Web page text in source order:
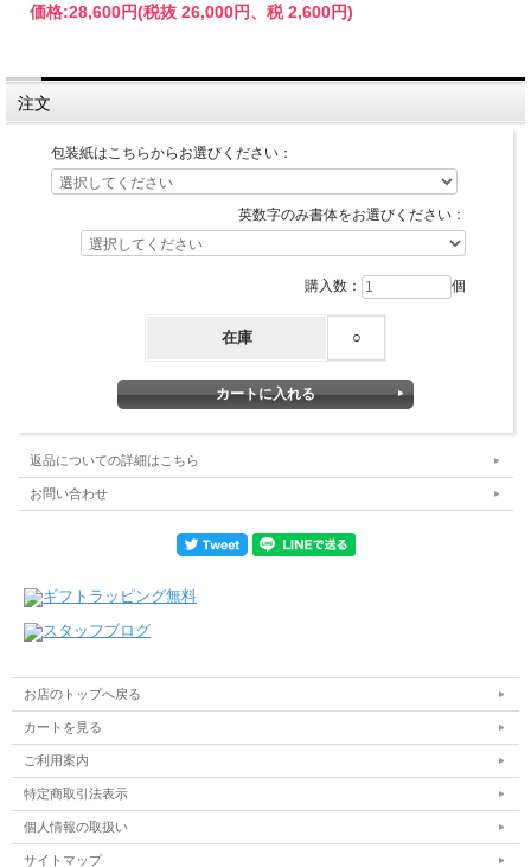
価格:28,600円(税抜 26,000円、税 2,600円)
注文
包装紙はこちらからお選びください：
英数字のみ書体をお選びください：
購入数： 個
在庫 ○
返品についての詳細はこちら
お問い合わせ
お店のトップへ戻る
カートを見る
ご利用案内
特定商取引法表示
個人情報の取扱い
サイトマップ